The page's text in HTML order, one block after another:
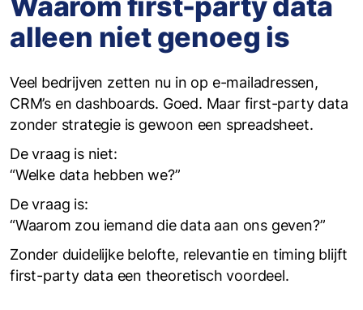
alleen niet genoeg is
Veel bedrijven zetten nu in op e-mailadressen,
CRM’s en dashboards. Goed. Maar first-party data
zonder strategie is gewoon een spreadsheet.
De vraag is niet:
“Welke data hebben we?”
De vraag is:
“Waarom zou iemand die data aan ons geven?”
Zonder duidelijke belofte, relevantie en timing blijft
first-party data een theoretisch voordeel.